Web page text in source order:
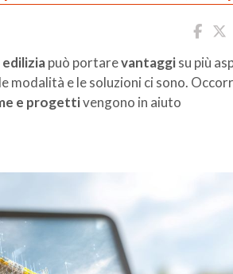
può portarevantaggisu più
modalità e le soluzioni ci sono.
e progettivengono in aiuto